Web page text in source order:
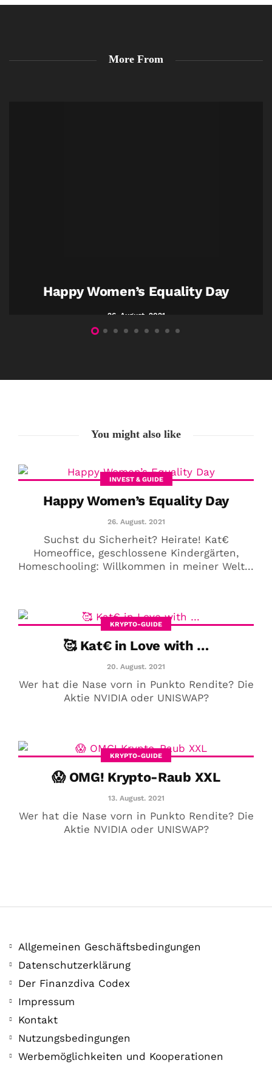
More From
Happy Women’s Equality Day
26. August. 2021
You might also like
INVEST & GUIDE
Happy Women’s Equality Day
26. August. 2021
Suchst du Sicherheit? Heirate! Kat€
Homeoffice, geschlossene Kindergärten,
Homeschooling: Willkommen in meiner Welt...
KRYPTO-GUIDE
🥰 Kat€ in Love with …
20. August. 2021
Wer hat die Nase vorn in Punkto Rendite? Die
Aktie NVIDIA oder UNISWAP?
KRYPTO-GUIDE
😱 OMG! Krypto-Raub XXL
13. August. 2021
Wer hat die Nase vorn in Punkto Rendite? Die
Aktie NVIDIA oder UNISWAP?
Allgemeinen Geschäftsbedingungen
Datenschutzerklärung
Der Finanzdiva Codex
Impressum
Kontakt
Nutzungsbedingungen
Werbemöglichkeiten und Kooperationen
COMMUNITY
Der Leserbrief der
Woche #2